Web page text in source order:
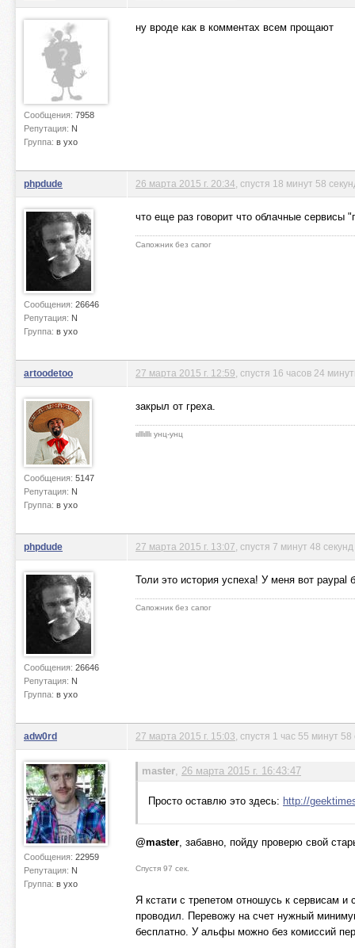
Сообщения: 7958
Репутация: N
Группа: в ухо
ну вроде как в комментах всем прощают
phpdude
Сообщения: 26646
Репутация: N
Группа: в ухо
26 марта 2015 г. 20:34 , спустя 18 минут 58
что еще раз говорит что облачные сервисы
Сапожник без сапог
artoodetoo
Сообщения: 5147
Репутация: N
Группа: в ухо
27 марта 2015 г. 12:59 , спустя 16 часов 24
закрыл от греха.
ιιlllιlllι унц-унц
phpdude
Сообщения: 26646
Репутация: N
Группа: в ухо
27 марта 2015 г. 13:07 , спустя 7 минут 48 секунд
Толи это история успеха! У меня вот paypal
Сапожник без сапог
adw0rd
Сообщения: 22959
Репутация: N
Группа: в ухо
27 марта 2015 г. 15:03 , спустя 1 час 55 минут 58
master, 26 марта 2015 г. 16:43:47
Просто оставлю это здесь: http://
@master, забавно, пойду проверю свой
Спустя 97 сек.
Я кстати с трепетом отношусь к сервисам
проводил. Перевожу на счет нужный
бесплатно. У альфы можно без комиссий